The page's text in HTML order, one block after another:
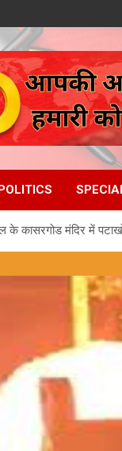
POLITICS
के कासरगोड मंदिर में